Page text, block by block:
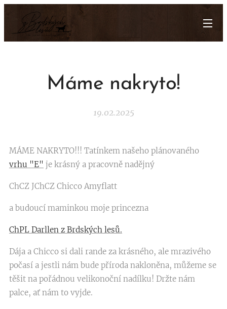
Máme nakryto!
19.02.2025
MÁME NAKRYTO!!! Tatínkem našeho plánovaného
vrhu "E" je krásný a pracovně nadějný
ChCZ JChCZ Chicco Amyflatt
a budoucí maminkou moje princezna
ChPL Darllen z Brdských lesů.
Dája a Chicco si dali rande za krásného, ale mrazivého
počasí a jestli nám bude příroda nakloněna, můžeme se
těšit na pořádnou velikonoční nadílku! Držte nám
palce, ať nám to vyjde.